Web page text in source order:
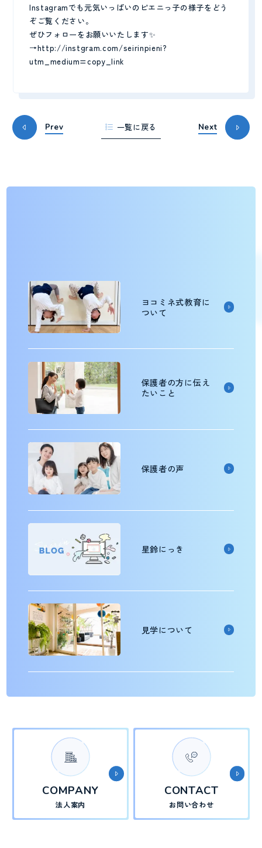
Instagramでも元気いっぱいのピエニっ子の様子をどう
ぞご覧ください。
ぜひフォローをお願いいたします✨
→http://instgram.com/seirinpieni?
utm_medium=copy_link
Prev 一覧に戻る Next
ヨコミネ式教育に
ついて
保護者の方に伝え
たいこと
保護者の声
星鈴にっき
見学について
COMPANY
法人案内
CONTACT
お問い合わせ